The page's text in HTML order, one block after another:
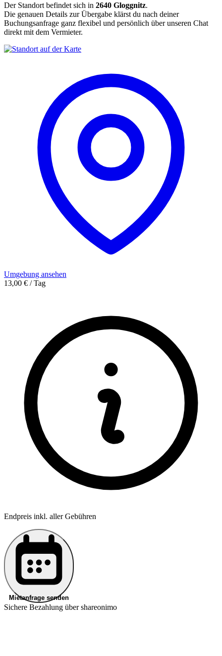
Der Standort befindet sich in 2640 Gloggnitz.
Die genauen Details zur Übergabe klärst du nach deiner
Buchungsanfrage ganz flexibel und persönlich über unseren Chat
direkt mit dem Vermieter.
Umgebung ansehen
13,00 € / Tag
Endpreis inkl. aller Gebühren
Mietanfrage senden
Sichere Bezahlung über shareonimo